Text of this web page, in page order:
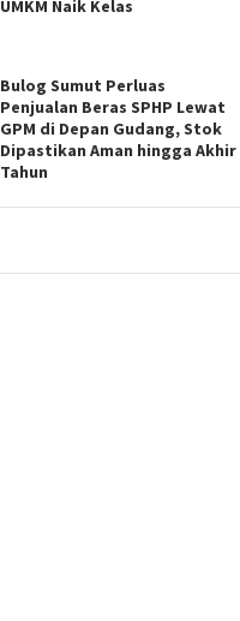
UMKM Naik Kelas
Bulog Sumut Perluas
Penjualan Beras SPHP Lewat
GPM di Depan Gudang, Stok
Dipastikan Aman hingga Akhir
Tahun